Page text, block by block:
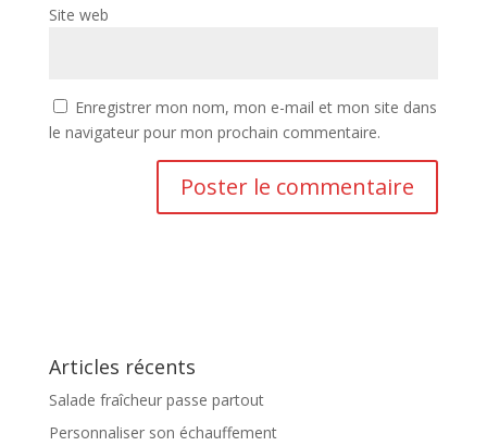
Site web
Enregistrer mon nom, mon e-mail et mon site dans
le navigateur pour mon prochain commentaire.
Articles récents
Salade fraîcheur passe partout
Personnaliser son échauffement